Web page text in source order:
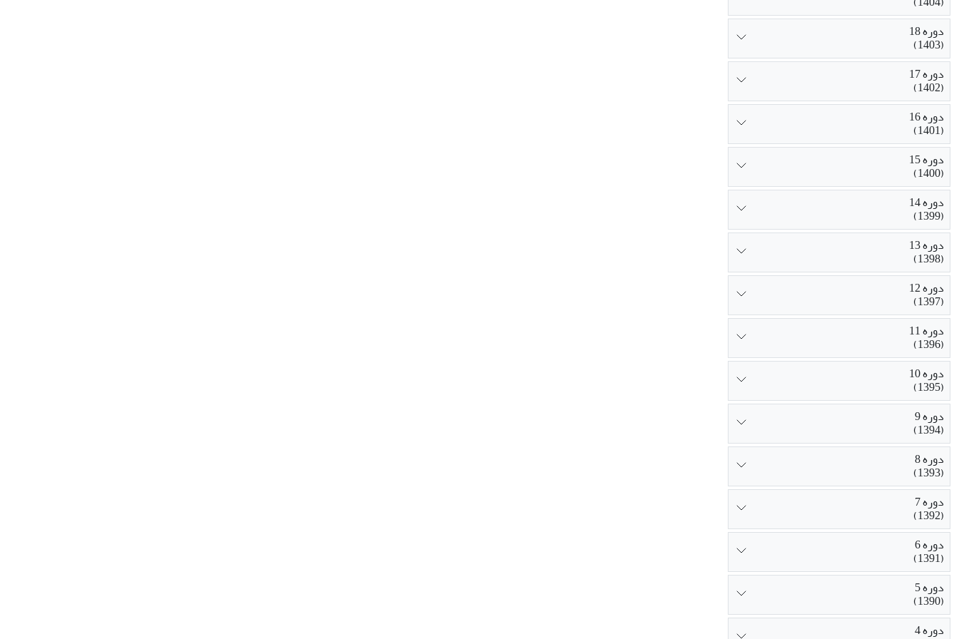
دوره 18
(1403)
دوره 17
(1402)
دوره 16
(1401)
دوره 15
(1400)
دوره 14
(1399)
دوره 13
(1398)
دوره 12
(1397)
دوره 11
(1396)
دوره 10
(1395)
دوره 9
(1394)
دوره 8
(1393)
دوره 7
(1392)
دوره 6
(1391)
دوره 5
(1390)
دوره 4